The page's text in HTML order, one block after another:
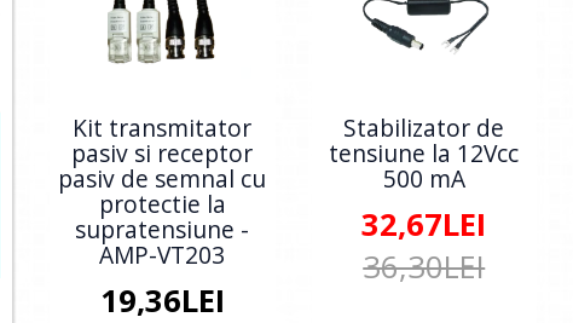
Kit transmitator
pasiv si receptor
pasiv de semnal cu
protectie la
supratensiune -
AMP-VT203
19,36LEI
Stabilizator de
tensiune la 12Vcc
500 mA
32,67LEI
36,30LEI